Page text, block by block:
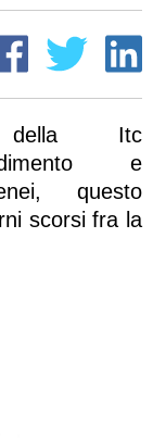
della Itc
e
questo
scorsi fra la